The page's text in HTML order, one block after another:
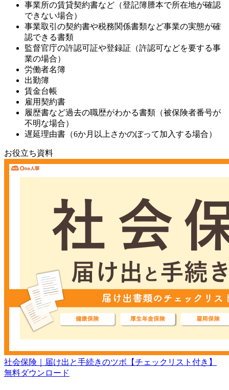
事業所の賃貸契約書など（登記簿謄本で所在地が確認
できない場合）
事業取引の契約書や税務関係書類など事業の実態が確
認できる書類
監督官庁の許認可証や登録証（許認可などを要する事
業の場合）
労働者名簿
出勤簿
賃金台帳
雇用契約書
履歴書など過去の職歴がわかる書類（被保険者番号が
不明な場合）
遅延理由書（6か月以上さかのぼって加入する場合）
お役立ち資料
社会保険｜届け出と手続きのツボ【チェックリスト付き】
無料ダウンロード